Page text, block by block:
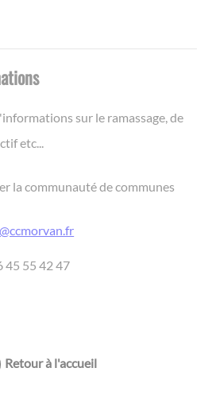
sur le ramassage, de
etc...
la communauté de communes
45 55 42 47
Retour à l'accueil